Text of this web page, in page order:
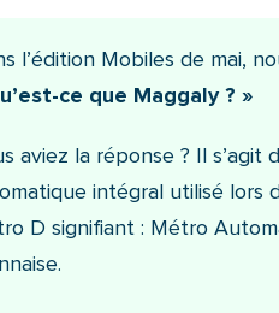
l’édition Mobiles de mai,
ce que Maggaly ? »
aviez la réponse ? Il
intégral utilisé lors
D signifiant : Métro